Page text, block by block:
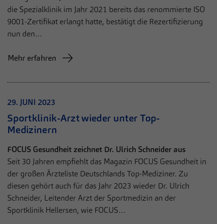
die Spezialklinik im Jahr 2021 bereits das renommierte ISO
9001-Zertifikat erlangt hatte, bestätigt die Rezertifizierung
nun den…
Mehr erfahren
29. JUNI 2023
Sportklinik-Arzt wieder unter Top-
Medizinern
FOCUS Gesundheit zeichnet Dr. Ulrich Schneider aus
Seit 30 Jahren empfiehlt das Magazin FOCUS Gesundheit in
der großen Ärzteliste Deutschlands Top-Mediziner. Zu
diesen gehört auch für das Jahr 2023 wieder Dr. Ulrich
Schneider, Leitender Arzt der Sportmedizin an der
Sportklinik Hellersen, wie FOCUS…